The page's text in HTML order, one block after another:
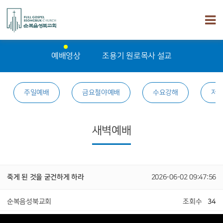
예배영상 조용기 원로목사 설교
주일예배 금요철야예배 수요강해 저
새벽예배
죽게 된 것을 굳건하게 하라 2026-06-02 09:47:56
순복음성북교회 조회수 34